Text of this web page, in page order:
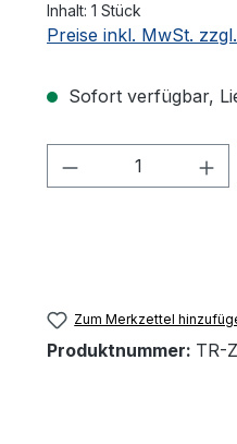
Inhalt: 1 Stück
Preise inkl. MwSt.
Sofort verfügbar,
Produkt
Zum Merkzettel
Produktnummer: TR-